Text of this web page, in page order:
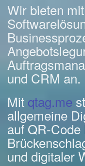
Wir bieten mit
und CRM an.
Mit qtag.me
allgemeine
auf QR-
und digitaler